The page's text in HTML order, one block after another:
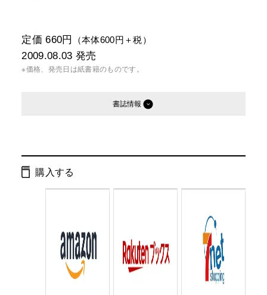
定価 660円 （本体600円＋税）
2009.08.03 発売
※価格、発売日は紙書籍のものです。
書誌情報
ページ数：
判型： 文庫判
購入する